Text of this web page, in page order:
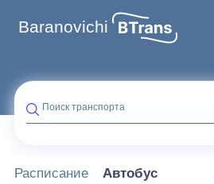
Baranovichi
Поиск транспорта
Расписание Автобус